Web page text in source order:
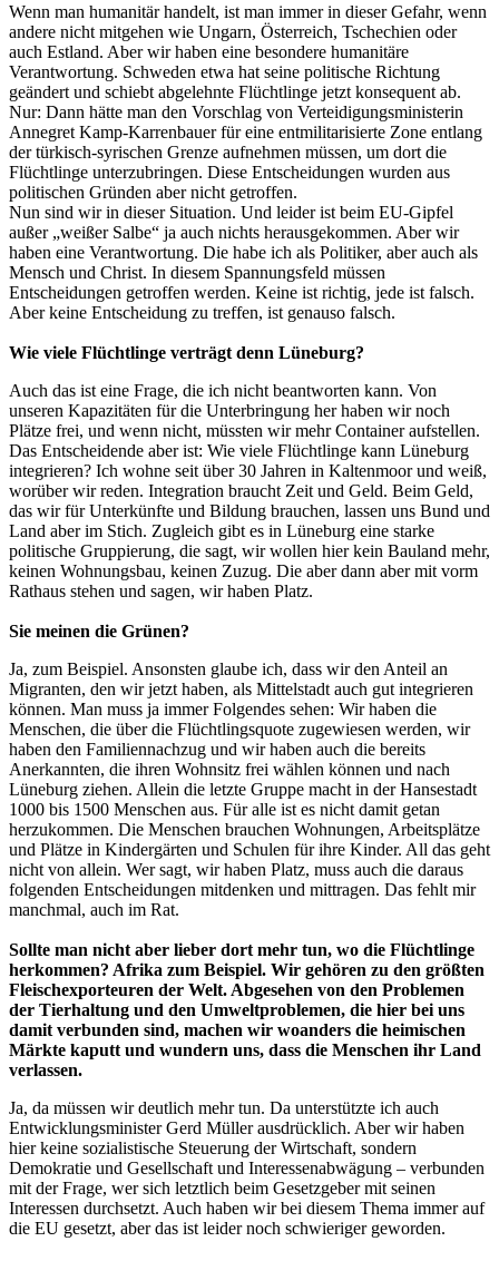
Wenn man humanitär handelt, ist man immer in dieser Gefahr, wenn
andere nicht mitgehen wie Ungarn, Österreich, Tschechien oder
auch Estland. Aber wir haben eine besondere humanitäre
Verantwortung. Schweden etwa hat seine politische Richtung
geändert und schiebt abgelehnte Flüchtlinge jetzt konsequent ab.
Nur: Dann hätte man den Vorschlag von Verteidigungsministerin
Annegret Kamp-Karrenbauer für eine entmilitarisierte Zone entlang
der türkisch-syrischen Grenze aufnehmen müssen, um dort die
Flüchtlinge unterzubringen. Diese Entscheidungen wurden aus
politischen Gründen aber nicht getroffen.
Nun sind wir in dieser Situation. Und leider ist beim EU-Gipfel
außer „weißer Salbe“ ja auch nichts herausgekommen. Aber wir
haben eine Verantwortung. Die habe ich als Politiker, aber auch als
Mensch und Christ. In diesem Spannungsfeld müssen
Entscheidungen getroffen werden. Keine ist richtig, jede ist falsch.
Aber keine Entscheidung zu treffen, ist genauso falsch.
Wie viele Flüchtlinge verträgt denn Lüneburg?
Auch das ist eine Frage, die ich nicht beantworten kann. Von
unseren Kapazitäten für die Unterbringung her haben wir noch
Plätze frei, und wenn nicht, müssten wir mehr Container aufstellen.
Das Entscheidende aber ist: Wie viele Flüchtlinge kann Lüneburg
integrieren? Ich wohne seit über 30 Jahren in Kaltenmoor und weiß,
worüber wir reden. Integration braucht Zeit und Geld. Beim Geld,
das wir für Unterkünfte und Bildung brauchen, lassen uns Bund und
Land aber im Stich. Zugleich gibt es in Lüneburg eine starke
politische Gruppierung, die sagt, wir wollen hier kein Bauland mehr,
keinen Wohnungsbau, keinen Zuzug. Die aber dann aber mit vorm
Rathaus stehen und sagen, wir haben Platz.
Sie meinen die Grünen?
Ja, zum Beispiel. Ansonsten glaube ich, dass wir den Anteil an
Migranten, den wir jetzt haben, als Mittelstadt auch gut integrieren
können. Man muss ja immer Folgendes sehen: Wir haben die
Menschen, die über die Flüchtlingsquote zugewiesen werden, wir
haben den Familiennachzug und wir haben auch die bereits
Anerkannten, die ihren Wohnsitz frei wählen können und nach
Lüneburg ziehen. Allein die letzte Gruppe macht in der Hansestadt
1000 bis 1500 Menschen aus. Für alle ist es nicht damit getan
herzukommen. Die Menschen brauchen Wohnungen, Arbeitsplätze
und Plätze in Kindergärten und Schulen für ihre Kinder. All das geht
nicht von allein. Wer sagt, wir haben Platz, muss auch die daraus
folgenden Entscheidungen mitdenken und mittragen. Das fehlt mir
manchmal, auch im Rat.
Sollte man nicht aber lieber dort mehr tun, wo die Flüchtlinge
herkommen? Afrika zum Beispiel. Wir gehören zu den größten
Fleischexporteuren der Welt. Abgesehen von den Problemen
der Tierhaltung und den Umweltproblemen, die hier bei uns
damit verbunden sind, machen wir woanders die heimischen
Märkte kaputt und wundern uns, dass die Menschen ihr Land
verlassen.
Ja, da müssen wir deutlich mehr tun. Da unterstützte ich auch
Entwicklungsminister Gerd Müller ausdrücklich. Aber wir haben
hier keine sozialistische Steuerung der Wirtschaft, sondern
Demokratie und Gesellschaft und Interessenabwägung – verbunden
mit der Frage, wer sich letztlich beim Gesetzgeber mit seinen
Interessen durchsetzt. Auch haben wir bei diesem Thema immer auf
die EU gesetzt, aber das ist leider noch schwieriger geworden.